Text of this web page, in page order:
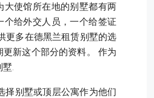
大使馆所在地的别墅都有两
个给外交人员，一个给签证
更多在德黑兰租赁别墅的选
更新这个部分的资料。 作为
墅.
择别墅或顶层公寓作为他们